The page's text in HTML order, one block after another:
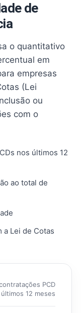
de
o quantitativo
em
empresas
(Lei
ou
com o
nos últimos 12
ao total de
a Lei de Cotas
PCD
últimos 12 meses